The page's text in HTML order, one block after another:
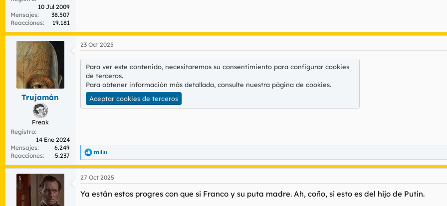
10 Jul 2009
Mensajes
38.507
Reacciones
19.181
Trujamán
Freak
Registro
14 Ene 2024
Mensajes
6.249
Reacciones
5.237
23 Oct 2025
Para ver este contenido, necesitaremos su consentimiento para configurar cookies
de terceros.
Para obtener información más detallada, consulte nuestra página de cookies.
Aceptar cookies de terceros
R
e
a
c
i
miliu
27 Oct 2025
Ya están estos progres con que si Franco y su puta madre. Ah, coño, si esto es del hijo de Putin.